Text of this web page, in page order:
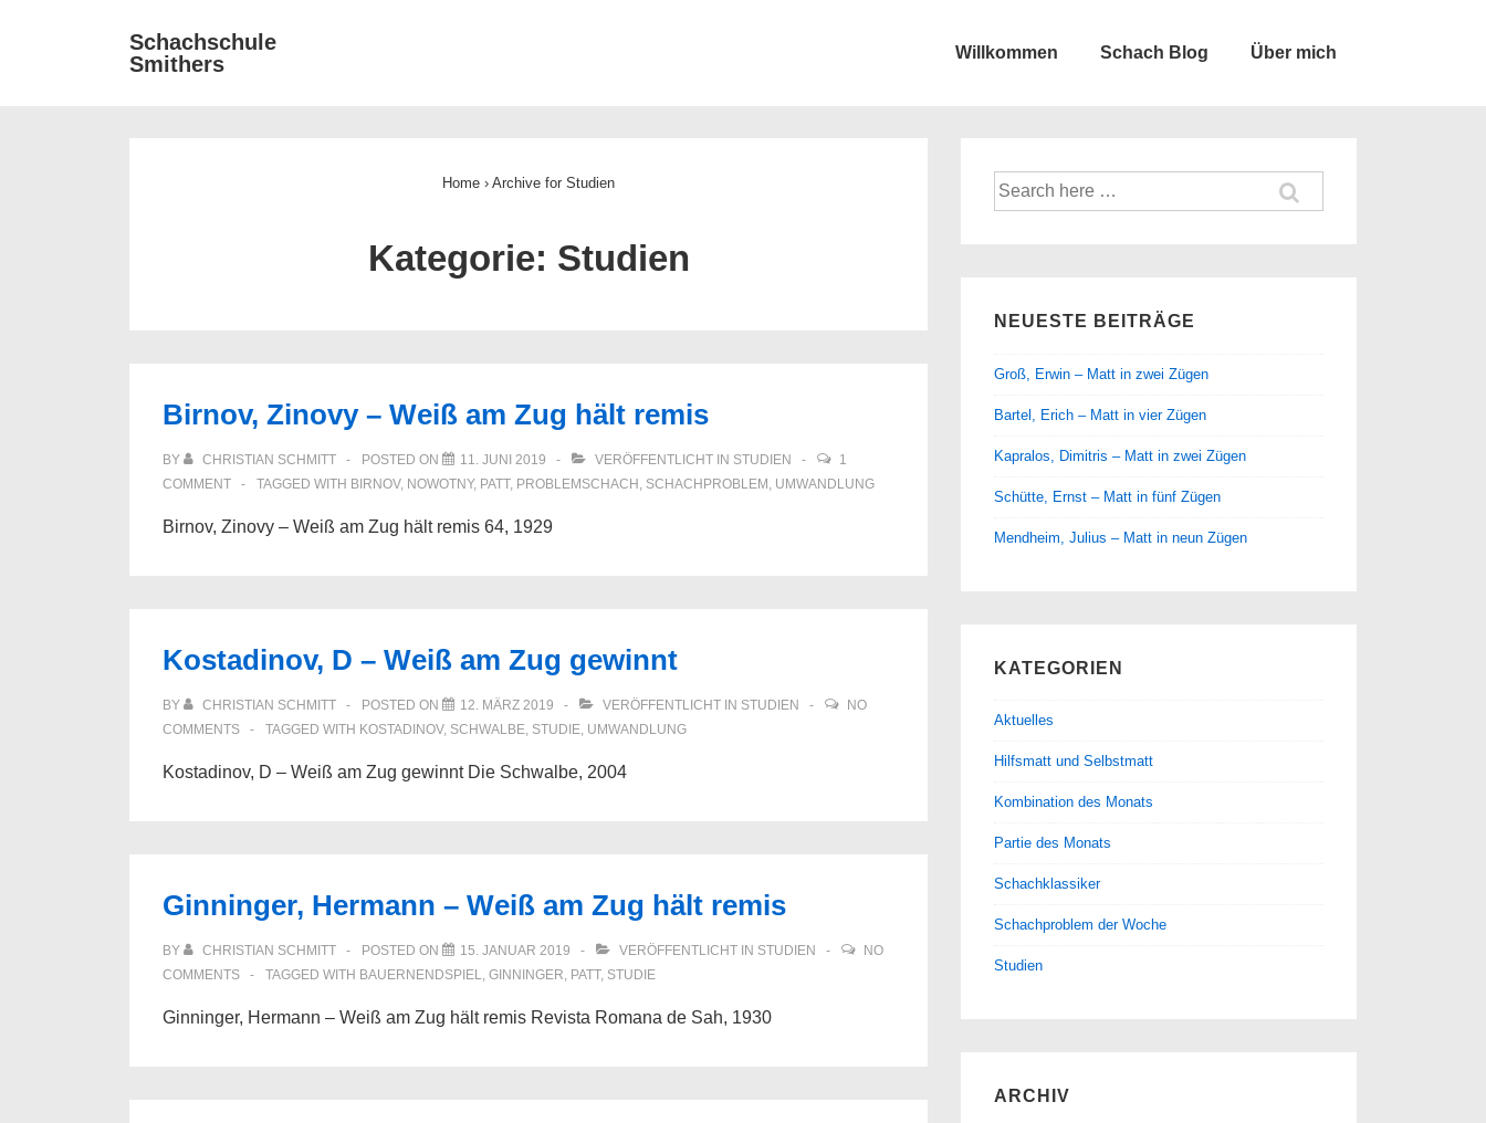
Schachschule
Smithers
Willkommen Schach Blog Über mich
Home › Archive for Studien
Kategorie: Studien
Birnov, Zinovy – Weiß am Zug hält remis
BY CHRISTIAN SCHMITT POSTED ON 11. JUNI 2019 VERÖFFENTLICHT IN STUDIEN
1
COMMENT
TAGGED WITH BIRNOV, NOWOTNY, PATT, PROBLEMSCHACH , SCHACHPROBLEM , UMWANDLUNG
Birnov, Zinovy – Weiß am Zug hält remis 64, 1929
Kostadinov, D – Weiß am Zug gewinnt
BY CHRISTIAN SCHMITT POSTED ON 12. MÄRZ 2019 VERÖFFENTLICHT IN STUDIEN
NO
COMMENTS
TAGGED WITH KOSTADINOV, SCHWALBE, STUDIE, UMWANDLUNG
Kostadinov, D – Weiß am Zug gewinnt Die Schwalbe, 2004
Ginninger, Hermann – Weiß am Zug hält remis
BY CHRISTIAN SCHMITT POSTED ON 15. JANUAR 2019 VERÖFFENTLICHT IN STUDIEN
NO
COMMENTS
TAGGED WITH BAUERNENDSPIEL, GINNINGER, PATT, STUDIE
Ginninger, Hermann – Weiß am Zug hält remis Revista Romana de Sah, 1930
Suche
nach:
NEUESTE BEITRÄGE
Groß, Erwin – Matt in zwei Zügen
Bartel, Erich – Matt in vier Zügen
Kapralos, Dimitris – Matt in zwei Zügen
Schütte, Ernst – Matt in fünf Zügen
Mendheim, Julius – Matt in neun Zügen
KATEGORIEN
Aktuelles
Hilfsmatt und Selbstmatt
Kombination des Monats
Partie des Monats
Schachklassiker
Schachproblem der Woche
Studien
ARCHIV